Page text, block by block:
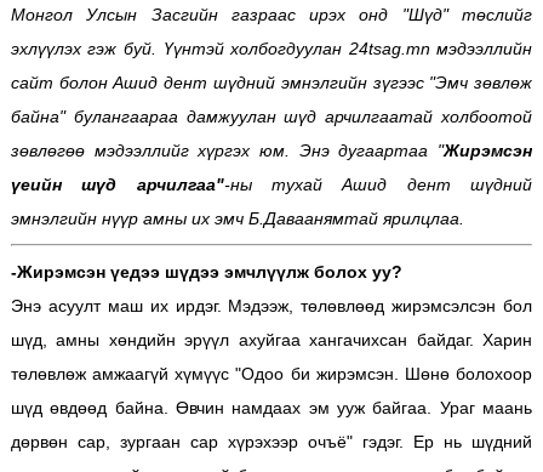
Монгол Улсын Засгийн газраас ирэх онд "Шүд" төслийг
эхлүүлэх гэж буй. Үүнтэй холбогдуулан 24tsag.mn мэдээллийн
сайт болон Ашид дент шүдний эмнэлгийн зүгээс "Эмч зөвлөж
байна" булангаараа дамжуулан шүд арчилгаатай холбоотой
зөвлөгөө мэдээллийг хүргэх юм. Энэ дугаартаа "Жирэмсэн
үеийн шүд арчилгаа"-ны тухай Ашид дент шүдний
эмнэлгийн нүүр амны их эмч Б.Даваанямтай ярилцлаа.
-Жирэмсэн үедээ шүдээ эмчлүүлж болох уу?
Энэ асуулт маш их ирдэг. Мэдээж, төлөвлөөд жирэмсэлсэн бол
шүд, амны хөндийн эрүүл ахуйгаа хангачихсан байдаг. Харин
төлөвлөж амжаагүй хүмүүс "Одоо би жирэмсэн. Шөнө болохоор
шүд өвдөөд байна. Өвчин намдаах эм ууж байгаа. Ураг маань
дөрвөн сар, зургаан сар хүрэхээр очъё" гэдэг. Ер нь шүдний